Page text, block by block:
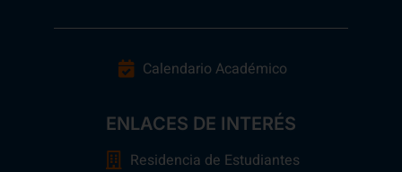
Calendario Académico
ENLACES DE INTERÉS
Residencia de Estudiantes